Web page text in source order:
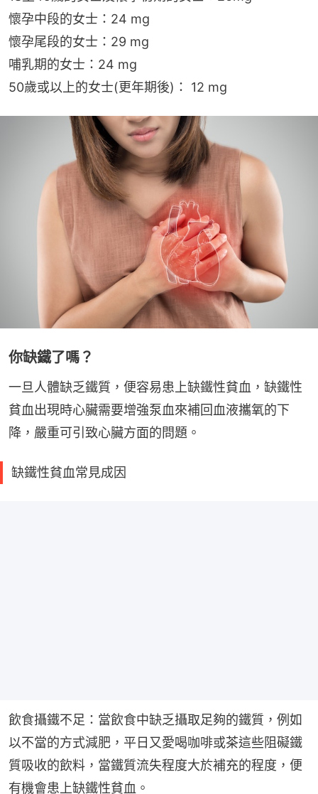
懷孕中段的女士：24 mg
懷孕尾段的女士：29 mg
哺乳期的女士：24 mg
50歲或以上的女士(更年期後)： 12 mg
你缺鐵了嗎？
一旦人體缺乏鐵質，便容易患上缺鐵性貧血，缺鐵性
貧血出現時心臟需要增強泵血來補回血液攜氧的下
降，嚴重可引致心臟方面的問題。
缺鐵性貧血常見成因
飲食攝鐵不足：當飲食中缺乏攝取足夠的鐵質，例如
以不當的方式減肥，平日又愛喝咖啡或茶這些阻礙鐵
質吸收的飲料，當鐵質流失程度大於補充的程度，便
有機會患上缺鐵性貧血。